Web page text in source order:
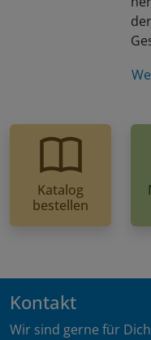
Katalog
bestellen
Kontakt
Wir sind gerne für